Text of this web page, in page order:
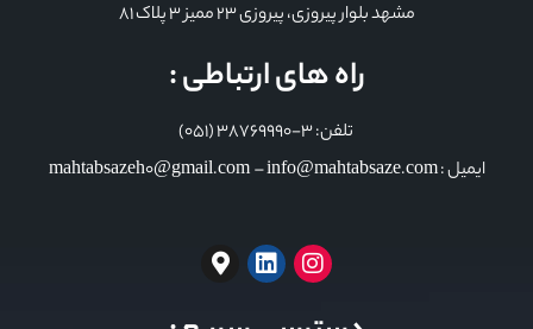
مشهد بلوار پیروزی، پیروزی 23 ممیز 3 پلاک 81
راه های ارتباطی :
تلفن: 3-38769990 (051)
ایمیل : mahtabsazeh0@gmail.com – info@mahtabsaze.com